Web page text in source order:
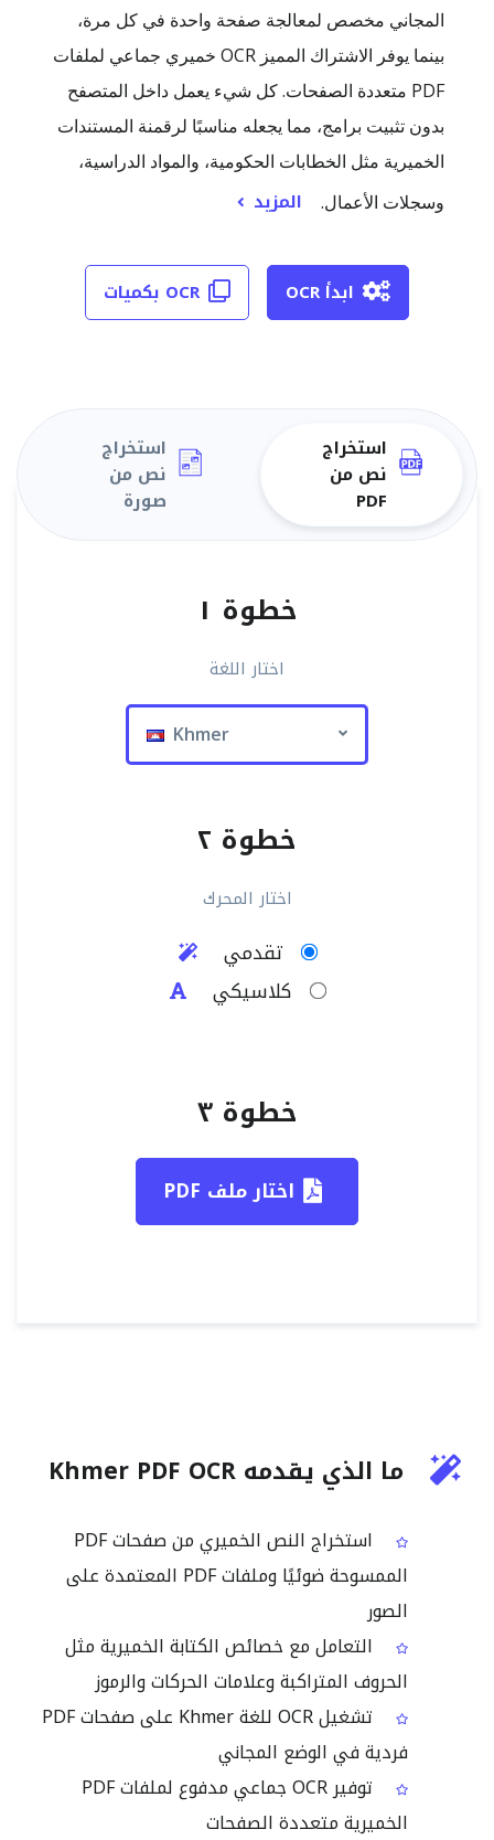
المجاني مخصص لمعالجة صفحة واحدة في كل مرة،
بينما يوفر الاشتراك المميز OCR خميري جماعي لملفات
PDF متعددة الصفحات. كل شيء يعمل داخل المتصفح
بدون تثبيت برامج، مما يجعله مناسبًا لرقمنة المستندات
الخميرية مثل الخطابات الحكومية، والمواد الدراسية،
وسجلات الأعمال.
المزيد
OCR بكميات ابدأ OCR
استخراج
نص من
صورة
استخراج
نص من
PDF
خطوة ١
اختار اللغة
Khmer
خطوة ٢
اختار المحرك
تقدمي
كلاسيكي
خطوة ٣
اختار ملف PDF
ما الذي يقدمه Khmer PDF OCR
استخراج النص الخميري من صفحات PDF
الممسوحة ضوئيًا وملفات PDF المعتمدة على
الصور
التعامل مع خصائص الكتابة الخميرية مثل
الحروف المتراكبة وعلامات الحركات والرموز
تشغيل OCR للغة Khmer على صفحات PDF
فردية في الوضع المجاني
توفير OCR جماعي مدفوع لملفات PDF
الخميرية متعددة الصفحات